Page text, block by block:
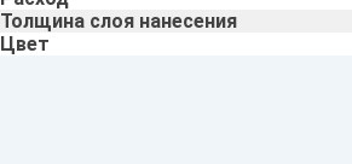
Толщина слоя нанесения
Цвет